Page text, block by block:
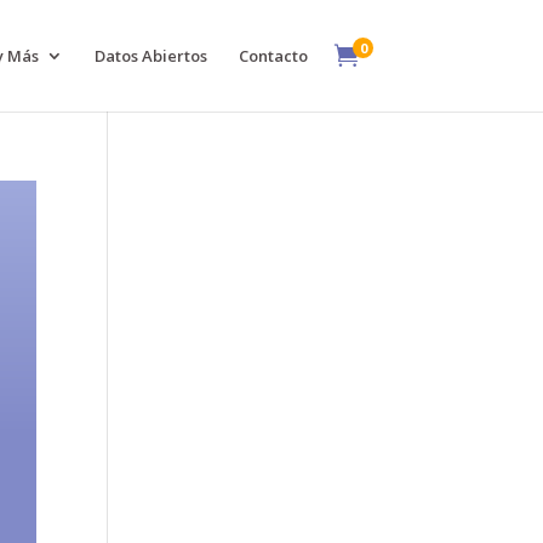
Más Datos Abiertos Contacto 0